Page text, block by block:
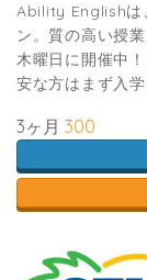
Ability Englishは
ン。質の高い授
木曜日に開催中
安な方はまず入
3ヶ月 300